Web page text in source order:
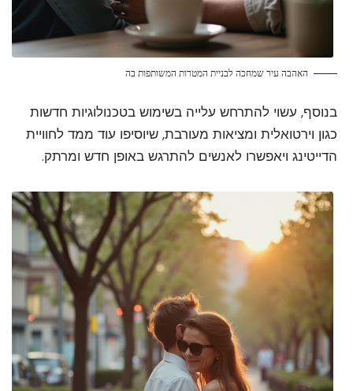
האהבה עיר שמחכה לבניית המטרות המשותפות בה
בנוסף, עשוי להתרחש עלייה בשימוש בטכנולוגיות חדשות
כגון וירטואלית ומציאות מעורבת, שיוסיפו עוד ממד לחוויית
הדייטינג ויאפשרו לאנשים להתרגש באופן חדש ומרתק.